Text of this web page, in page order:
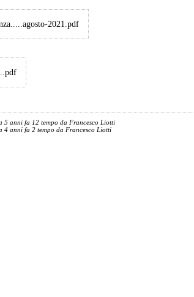
2021.pdf
5 anni fa 12 tempo da Francesco Liotti
4 anni fa 2 tempo da Francesco Liotti